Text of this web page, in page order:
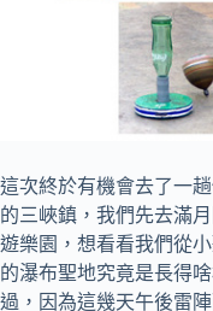
這次終於有機會去了一
的三峽鎮，我們先去滿
遊樂園，想看看我們從
的瀑布聖地究竟是長得
過，因為這幾天午後雷